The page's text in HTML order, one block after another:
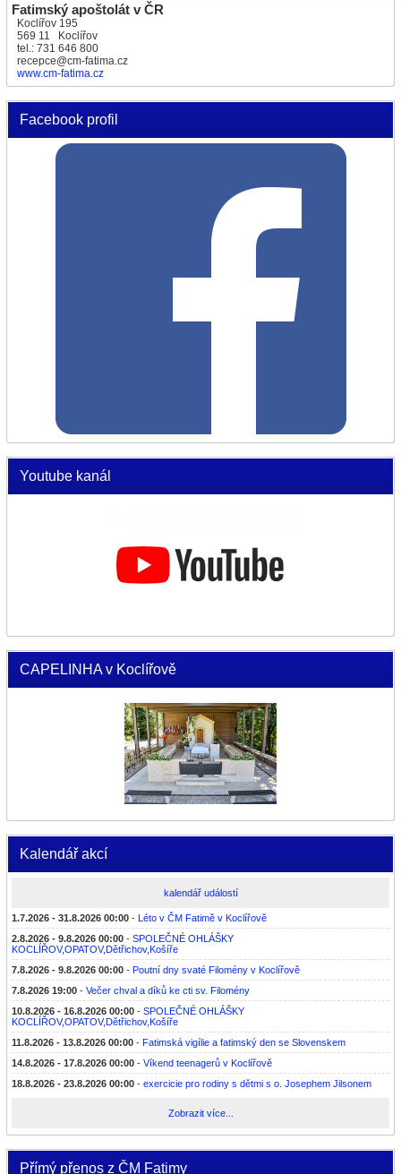
Fatimský apoštolát v ČR
Koclířov 195
569 11 Koclířov
tel.: 731 646 800
recepce@cm-fatima.cz
www.cm-fatima.cz
Facebook profil
Youtube kanál
CAPELINHA v Koclířově
Kalendář akcí
kalendář událostí
1.7.2026 - 31.8.2026 00:00 - Léto v ČM Fatimě v Koclířově
2.8.2026 - 9.8.2026 00:00 - SPOLEČNÉ OHLÁŠKY
KOCLÍŘOV,OPATOV,Dětřichov,Košíře
7.8.2026 - 9.8.2026 00:00 - Poutní dny svaté Filomény v Koclířově
7.8.2026 19:00 - Večer chval a díků ke cti sv. Filomény
10.8.2026 - 16.8.2026 00:00 - SPOLEČNÉ OHLÁŠKY
KOCLÍŘOV,OPATOV,Dětřichov,Košíře
11.8.2026 - 13.8.2026 00:00 - Fatimská vigílie a fatimský den se Slovenskem
14.8.2026 - 17.8.2026 00:00 - Víkend teenagerů v Koclířově
18.8.2026 - 23.8.2026 00:00 - exercicie pro rodiny s dětmi s o. Josephem Jilsonem
Zobrazit více...
Přímý přenos z ČM Fatimy